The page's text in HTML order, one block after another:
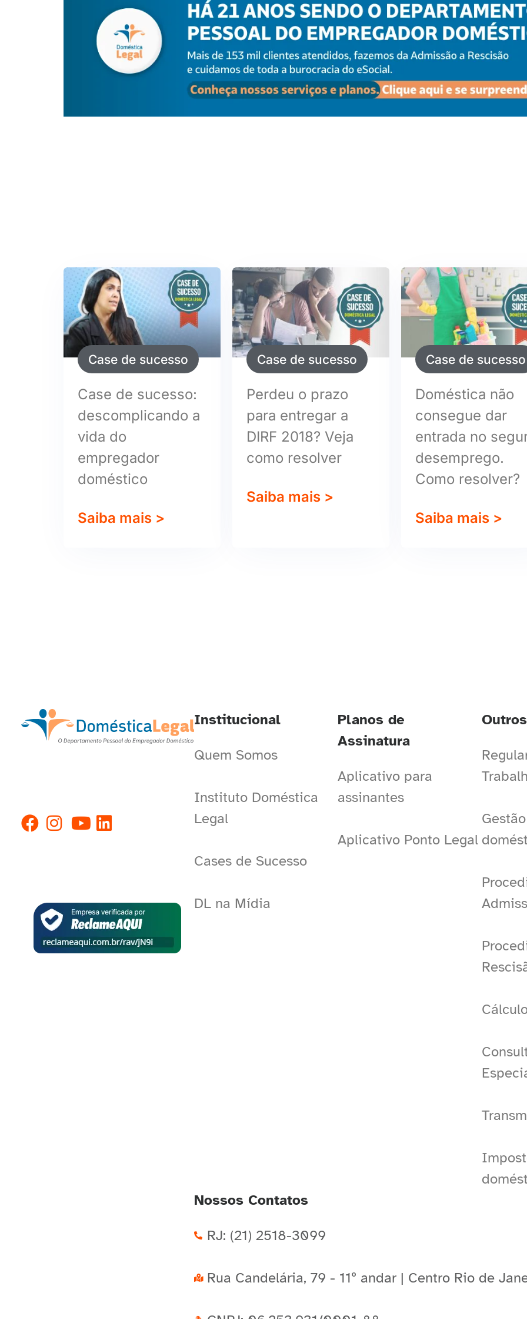
Case de sucesso
Case de sucesso:
descomplicando a
vida do
empregador
doméstico
Saiba mais >
Case de sucesso
Perdeu o prazo
para entregar a
DIRF 2018? Veja
como resolver
Saiba mais >
Case de sucesso
Doméstica não
consegue dar
entrada no
desemprego.
Como resolver?
Saiba mais >
Institucional
Quem Somos
Instituto Doméstica
Legal
Cases de Sucesso
DL na Mídia
Planos de
Assinatura
Aplicativo para
assinantes
Aplicativo Ponto Legal
Nossos Contatos
RJ: (21) 2518-3099
Rua Candelária, 79 - 11º andar | Centro Rio de